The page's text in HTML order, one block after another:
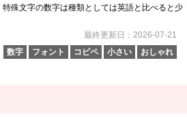
特殊文字の数字は種類としては英語と比べると少
最終更新日：2026-07-21
数字
フォント コピペ 小さい おしゃれ